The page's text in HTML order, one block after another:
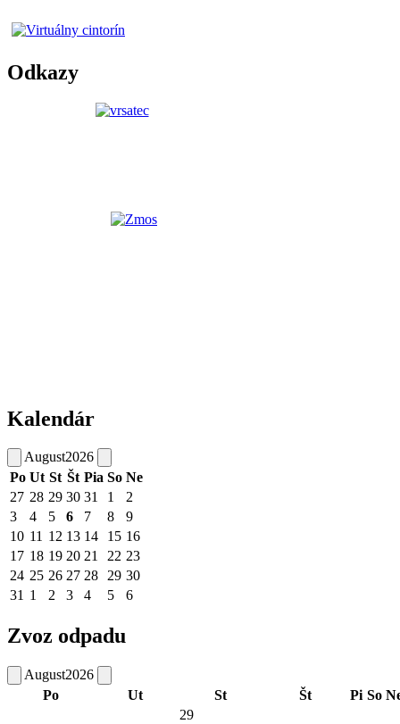
Odkazy
Kalendár
August2026
Po Ut St Št Pia So Ne
27 28 29 30 31 1
2
3
4 5 6 7 8
9
10 11 12 13 14 15 16
17 18 19 20 21 22 23
24 25 26 27 28 29 30
31 1 2 3 4 5 6
Zvoz odpadu
August2026
Po
Ut St Št Pi So
29